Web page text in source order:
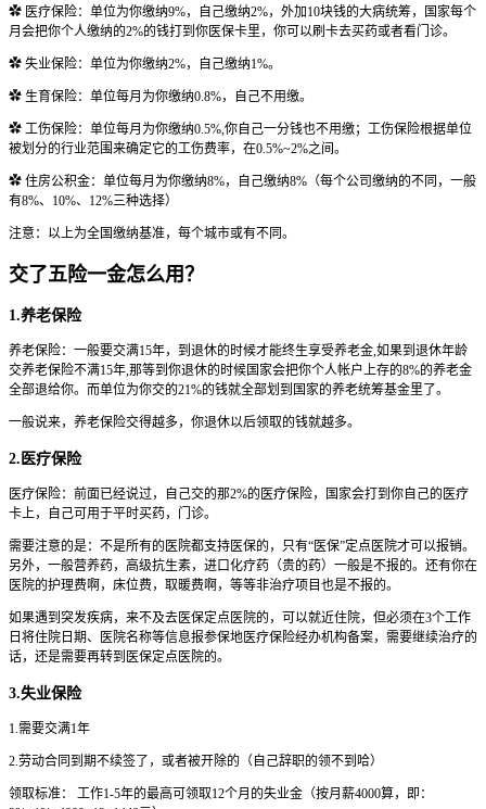
✿ 医疗保险：单位为你缴纳9%，自己缴纳2%，外加10块钱的大病统筹，国家每个
月会把你个人缴纳的2%的钱打到你医保卡里，你可以刷卡去买药或者看门诊。
✿ 失业保险：单位为你缴纳2%，自己缴纳1%。
✿ 生育保险：单位每月为你缴纳0.8%，自己不用缴。
✿ 工伤保险：单位每月为你缴纳0.5%,你自己一分钱也不用缴；工伤保险根据单位
被划分的行业范围来确定它的工伤费率，在0.5%~2%之间。
✿ 住房公积金：单位每月为你缴纳8%，自己缴纳8%（每个公司缴纳的不同，一般
有8%、10%、12%三种选择）
注意：以上为全国缴纳基准，每个城市或有不同。
交了五险一金怎么用？
1.养老保险
养老保险：一般要交满15年，到退休的时候才能终生享受养老金,如果到退休年龄
交养老保险不满15年,那等到你退休的时候国家会把你个人帐户上存的8%的养老金
全部退给你。而单位为你交的21%的钱就全部划到国家的养老统筹基金里了。
一般说来，养老保险交得越多，你退休以后领取的钱就越多。
2.医疗保险
医疗保险：前面已经说过，自己交的那2%的医疗保险，国家会打到你自己的医疗
卡上，自己可用于平时买药，门诊。
需要注意的是：不是所有的医院都支持医保的，只有“医保”定点医院才可以报销。
另外，一般营养药，高级抗生素，进口化疗药（贵的药）一般是不报的。还有你在
医院的护理费啊，床位费，取暖费啊，等等非治疗项目也是不报的。
如果遇到突发疾病，来不及去医保定点医院的，可以就近住院，但必须在3个工作
日将住院日期、医院名称等信息报参保地医疗保险经办机构备案，需要继续治疗的
话，还是需要再转到医保定点医院的。
3.失业保险
1.需要交满1年
2.劳动合同到期不续签了，或者被开除的（自己辞职的领不到哈）
领取标准： 工作1-5年的最高可领取12个月的失业金（按月薪4000算，即：